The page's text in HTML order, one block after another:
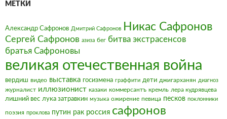
МЕТКИ
Александр Сафронов Дмитрий Сафронов Никас Сафронов
Сергей Сафронов азиза бег битва экстрасенсов
братья Сафроновы
великая отечественная война
вердиш видео выставка госизмена граффити дети джигарханян диагноз
журналист иллюзионист казаки коммерсантъ кремль лера кудрявцева
лишний вес лука затравкин музыка ожирение певица песков поклонники
поэзия проклова путин рак россия сафронов